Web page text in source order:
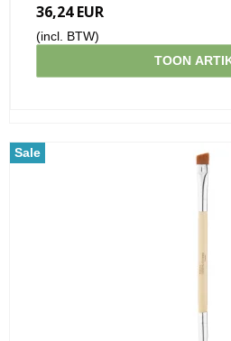
36,24 EUR
(incl. BTW)
TOON
Sale